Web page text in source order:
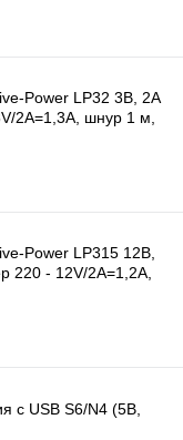
Power LP32 3В, 2A
2A=1,3A, шнур 1 м,
Power LP315 12В,
220 - 12V/2A=1,2A,
с USB S6/N4 (5B,